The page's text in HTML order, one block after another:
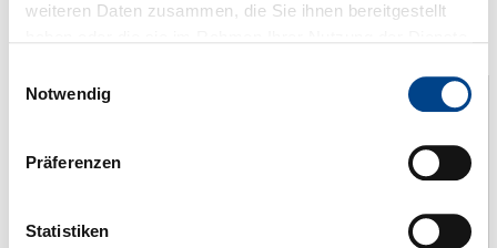
weiteren Daten zusammen, die Sie ihnen bereitgestellt
Cookies, wenn Sie unsere Webseite weiterhin nutzen.
Notwendig
Präferenzen
Statistiken
DEHOGA-Inselverband Langeoog
Ralf Deeling
Fax: 04972/912059
Barkhausenstr. 4